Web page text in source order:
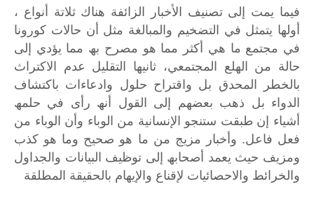
فیما یمت إلى تصنیف الأخبار الزائفة ھناك ثلاتة أنواع ،
أولھا یتمثل في التضخیم والمبالغة مثل أن حالات كورونا
في مجتمع ما ھي أكثر مما ھو مصرح بھ مما یؤدي إلى
حالة من الھلع المجتمعي، ثانیھا التقلیل عدم الاكتراث
بالخطر المحدق بل واقتراح حلول وادعاءات باكتشاف
الدواء بل ذھب بعضھم إلى القول أنھ رأى في حلمھ
أشیاء إن طبقت ستنجو الإنسانیة من الوباء وأن الوباء من
فعل فاعل. وأخبار مزیج من ما ھو صحیح وما ھو كذب
ومزیف حیث یعمد أصحابھ إلى توظیف البیانات والجداول
والخرائط والاحصائیات لإقناع والإیھام بالحقیقة المطلقة